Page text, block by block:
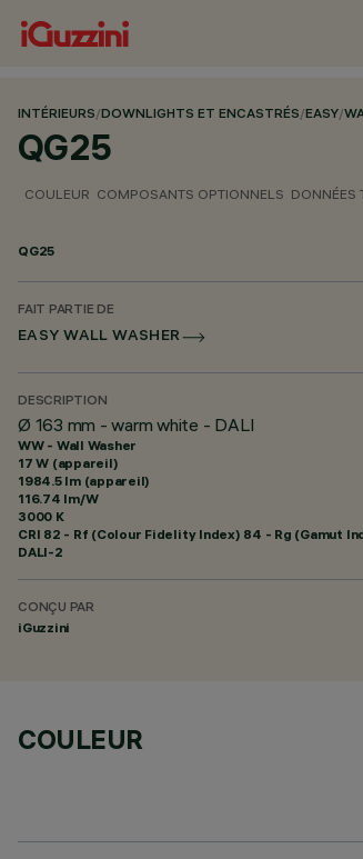
INTÉRIEURS/DOWNLIGHTS ET ENCASTRÉS/EASY/
QG25
COULEUR COMPOSANTS OPTIONNELS DONNÉES
QG25
FAIT PARTIE DE
EASY WALL WASHER
DESCRIPTION
Ø 163 mm - warm white - DALI
WW - Wall Washer
17 W (appareil)
1984.5 lm (appareil)
116.74 lm/W
3000 K
CRI 82 - Rf (Colour Fidelity Index) 84 - Rg (Gamut
DALI-2
CONÇU PAR
iGuzzini
COULEUR